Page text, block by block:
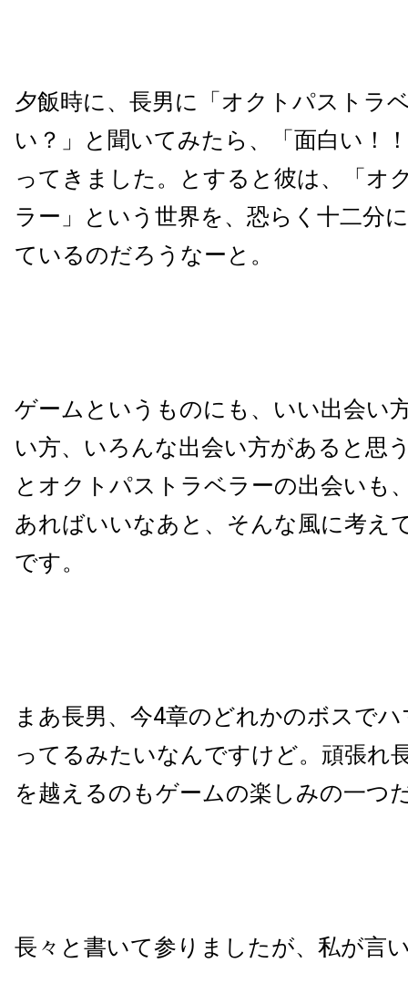
夕飯時に、長男に「オクトパストラ
い？」と聞いてみたら、「面白い！
ってきました。とすると彼は、「オ
ラー」という世界を、恐らく十二分
ているのだろうなーと。
ゲームというものにも、いい出会い
い方、いろんな出会い方があると思
とオクトパストラベラーの出会いも
あればいいなあと、そんな風に考え
です。
まあ長男、今4章のどれかのボスで
ってるみたいなんですけど。頑張れ
を越えるのもゲームの楽しみの一つ
長々と書いて参りましたが、私が言